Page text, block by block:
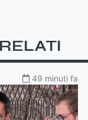
49 minuti fa